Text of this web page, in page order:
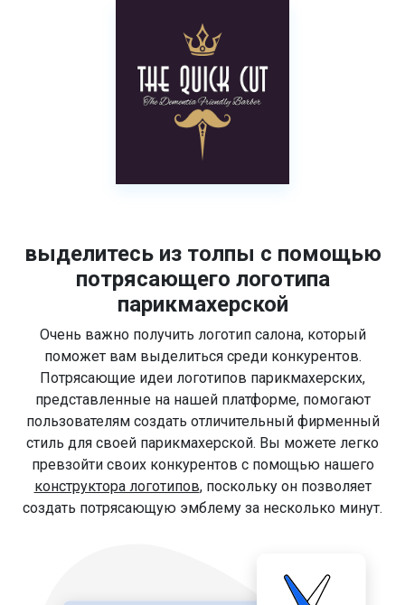
выделитесь из толпы с помощью
потрясающего логотипа
парикмахерской
Очень важно получить логотип салона, который
поможет вам выделиться среди конкурентов.
Потрясающие идеи логотипов парикмахерских,
представленные на нашей платформе, помогают
пользователям создать отличительный фирменный
стиль для своей парикмахерской. Вы можете легко
превзойти своих конкурентов с помощью нашего
конструктора логотипов, поскольку он позволяет
создать потрясающую эмблему за несколько минут.